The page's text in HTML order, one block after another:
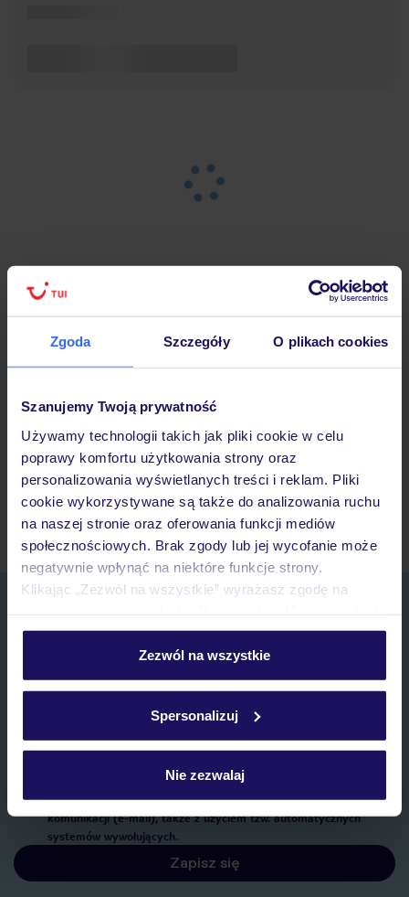
Zgoda Szczegóły O plikach cookies
Szanujemy Twoją prywatność
Używamy technologii takich jak pliki cookie w celu
poprawy komfortu użytkowania strony oraz
personalizowania wyświetlanych treści i reklam. Pliki
cookie wykorzystywane są także do analizowania ruchu
na naszej stronie oraz oferowania funkcji mediów
społecznościowych. Brak zgody lub jej wycofanie może
negatywnie wpłynąć na niektóre funkcje strony.
Klikając „Zezwól na wszystkie” wyrażasz zgodę na
personalizować swój wybór wchodząc w zakładkę
Szczegółowe informacje o plikach cookie znajdziesz
Zezwól na wszystkie
Spersonalizuj
Nie zezwalaj
Strona główna
Szybkie wyszukiwanie i przeglądanie ofert
Lista ulubionych ofert i możliwość ich udostępniania
Historia wyszukiwań i ostatnio oglądanych ofert
Kontakt z TUI i wszystkie informacje o Twojej rezerwacji w
myTUI
E-MAIL*
Wyrażam zgodę na przetwarzanie danych osobowych przez TUI
marketingowych, w zakresie oraz celu wskazanym w
przetwarzaniu danych osobowych”, poprzez elektroniczną formę
komunikacji (e-mail), także z użyciem tzw. automatycznych
systemów wywołujących.
Zapisz się